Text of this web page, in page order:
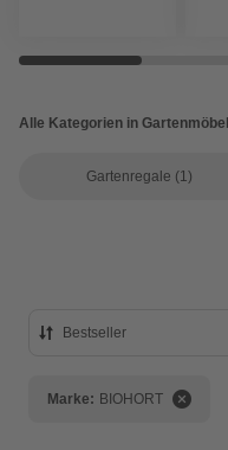
Alle Kategorien in Gartenmöbel
Gartenregale (1)
Bestseller
Marke: BIOHORT